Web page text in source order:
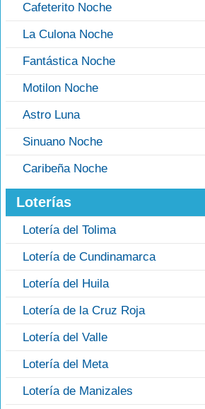
Cafeterito Noche
La Culona Noche
Fantástica Noche
Motilon Noche
Astro Luna
Sinuano Noche
Caribeña Noche
Loterías
Lotería del Tolima
Lotería de Cundinamarca
Lotería del Huila
Lotería de la Cruz Roja
Lotería del Valle
Lotería del Meta
Lotería de Manizales